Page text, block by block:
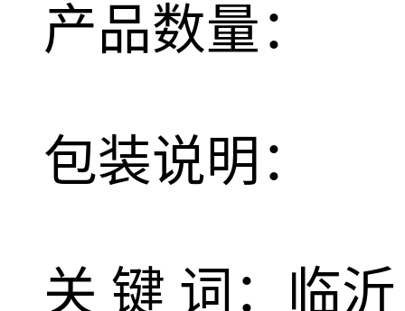
产品数量：
包装说明：
关 键 词：临沂